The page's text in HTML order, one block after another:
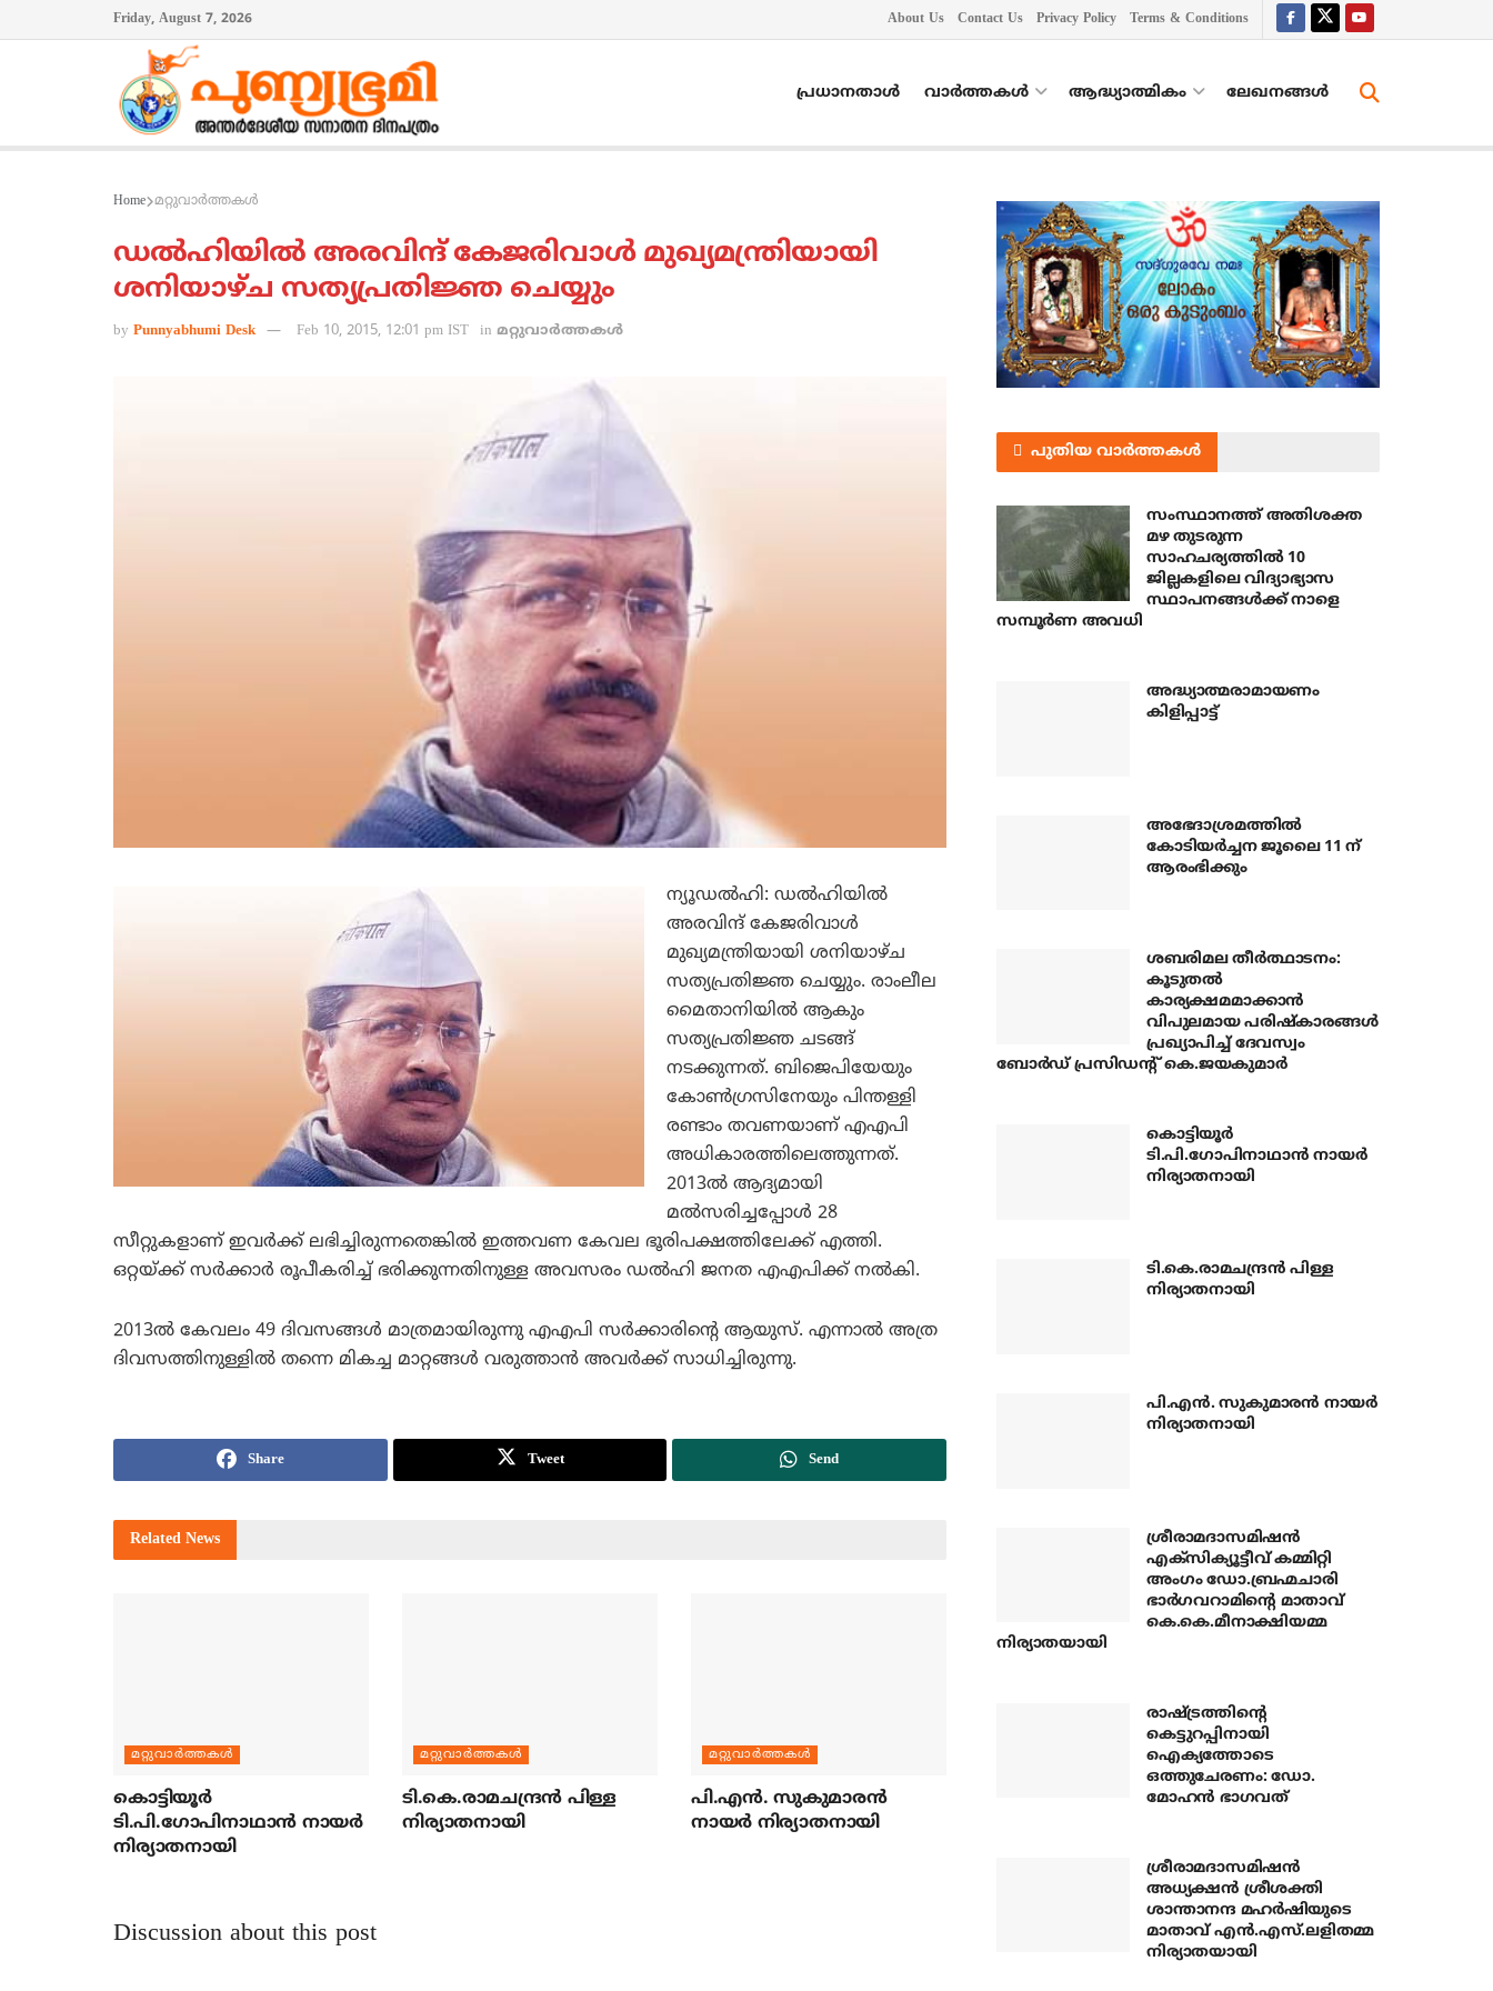
Friday, August 7, 2026 About Us Contact Us Privacy Policy Terms & Conditions
പ്രധാനതാൾ വാർത്തകൾ ആദ്ധ്യാത്മികം ലേഖനങ്ങള്‍
Home മറ്റുവാര്‍ത്തകള്‍
ഡല്‍ഹിയില്‍ അരവിന്ദ് കേജരിവാള്‍ മുഖ്യമന്ത്രിയായി
ശനിയാഴ്ച സത്യപ്രതിജ്ഞ ചെയ്യും
by Punnyabhumi Desk Feb 10, 2015, 12:01 pm IST in മറ്റുവാര്‍ത്തകള്‍
ന്യൂഡല്‍ഹി: ഡല്‍ഹിയില്‍
അരവിന്ദ് കേജരിവാള്‍
മുഖ്യമന്ത്രിയായി ശനിയാഴ്ച
സത്യപ്രതിജ്ഞ ചെയ്യും. രാംലീല
മൈതാനിയില്‍ ആകും
സത്യപ്രതിജ്ഞ ചടങ്ങ്
നടക്കുന്നത്. ബിജെപിയേയും
കോണ്‍ഗ്രസിനേയും പിന്തള്ളി
രണ്ടാം തവണയാണ് എഎപി
അധികാരത്തിലെത്തുന്നത്.
2013ല്‍ ആദ്യമായി
മല്‍സരിച്ചപ്പോള്‍ 28
സീറ്റുകളാണ് ഇവര്‍ക്ക് ലഭിച്ചിരുന്നതെങ്കില്‍ ഇത്തവണ കേവല ഭൂരിപക്ഷത്തിലേക്ക് എത്തി.
ഒറ്റയ്ക്ക് സര്‍ക്കാര്‍ രൂപീകരിച്ച് ഭരിക്കുന്നതിനുള്ള അവസരം ഡല്‍ഹി ജനത എഎപിക്ക് നല്‍കി.
2013ല്‍ കേവലം 49 ദിവസങ്ങള്‍ മാത്രമായിരുന്നു എഎപി സര്‍ക്കാരിന്റെ ആയുസ്. എന്നാല്‍ അത്ര
ദിവസത്തിനുള്ളില്‍ തന്നെ മികച്ച മാറ്റങ്ങള്‍ വരുത്താന്‍ അവര്‍ക്ക് സാധിച്ചിരുന്നു.
Share Tweet Send
Related News
മറ്റുവാര്‍ത്തകള്‍
കൊട്ടിയൂര്‍
ടി.പി.ഗോപിനാഥാന്‍ നായര്‍
നിര്യാതനായി
മറ്റുവാര്‍ത്തകള്‍
ടി.കെ.രാമചന്ദ്രന്‍ പിള്ള
നിര്യാതനായി
മറ്റുവാര്‍ത്തകള്‍
പി.എന്‍. സുകുമാരന്‍
നായര്‍ നിര്യാതനായി
Discussion about this post
പുതിയ വാർത്തകൾ
സംസ്ഥാനത്ത് അതിശക്ത
മഴ തുടരുന്ന
സാഹചര്യത്തിൽ 10
ജില്ലകളിലെ വിദ്യാഭ്യാസ
സ്ഥാപനങ്ങൾക്ക് നാളെ
സമ്പൂർണ അവധി
അദ്ധ്യാത്മരാമായണം
കിളിപ്പാട്ട്
അഭേദാശ്രമത്തില്‍
കോടിയര്‍ച്ചന ജൂലൈ 11 ന്
ആരംഭിക്കും
ശബരിമല തീര്‍ത്ഥാടനം:
കൂടുതല്‍
കാര്യക്ഷമമാക്കാന്‍
വിപുലമായ പരിഷ്‌കാരങ്ങള്‍
പ്രഖ്യാപിച്ച് ദേവസ്വം
ബോര്‍ഡ് പ്രസിഡന്റ് കെ.ജയകുമാര്‍
കൊട്ടിയൂര്‍
ടി.പി.ഗോപിനാഥാന്‍ നായര്‍
നിര്യാതനായി
ടി.കെ.രാമചന്ദ്രന്‍ പിള്ള
നിര്യാതനായി
പി.എന്‍. സുകുമാരന്‍ നായര്‍
നിര്യാതനായി
ശ്രീരാമദാസമിഷന്‍
എക്‌സിക്യൂട്ടീവ് കമ്മിറ്റി
അംഗം ഡോ.ബ്രഹ്മചാരി
ഭാര്‍ഗവറാമിന്റെ മാതാവ്
കെ.കെ.മീനാക്ഷിയമ്മ
നിര്യാതയായി
രാഷ്ട്രത്തിന്റെ
കെട്ടുറപ്പിനായി
ഐക്യത്തോടെ
ഒത്തുചേരണം: ഡോ.
മോഹന്‍ ഭാഗവത്
ശ്രീരാമദാസമിഷന്‍
അധ്യക്ഷന്‍ ശ്രീശക്തി
ശാന്താനന്ദ മഹര്‍ഷിയുടെ
മാതാവ് എന്‍.എസ്.ലളിതമ്മ
നിര്യാതയായി